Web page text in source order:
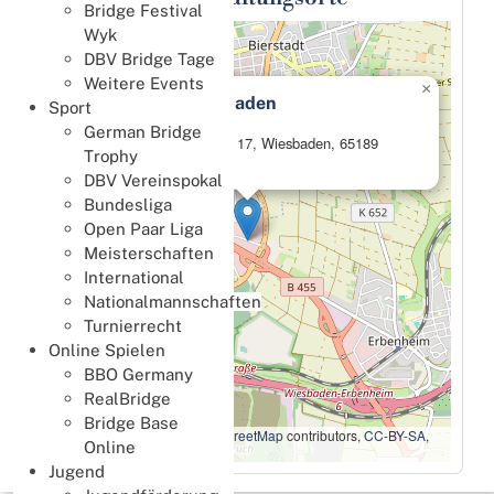
Bridge Festival
Wyk
DBV Bridge Tage
Weitere Events
Sport
German Bridge
Trophy
DBV Vereinspokal
Bundesliga
Open Paar Liga
Meisterschaften
International
Nationalmannschaften
Turnierrecht
Online Spielen
BBO Germany
RealBridge
Bridge Base
Online
Jugend
Penta Hotel Wiesbaden
Abraham-Lincoln-Straße 17, Wiesbaden, 65189
Hessen, Deutschland
×
+
−
Leaflet |Map data © OpenStreetMapcontributors, CC-BY-SA,
Imagery ©Mapbox